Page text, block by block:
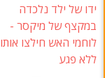
ידו של ילד נלכדה
במקצף של מיקסר -
לוחמי האש חילצו אותו
ללא פגע